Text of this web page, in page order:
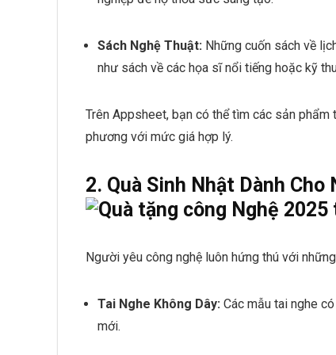
Sách Nghệ Thuật: Những cuốn sách về
như sách về các họa sĩ nổi tiếng hoặc kỹ
Trên Appsheet, bạn có thể tìm các sản
phương với mức giá hợp lý.
2. Quà Sinh Nhật Dành Cho
Người yêu công nghệ luôn hứng thú với
Tai Nghe Không Dây: Các mẫu tai nghe
mới.